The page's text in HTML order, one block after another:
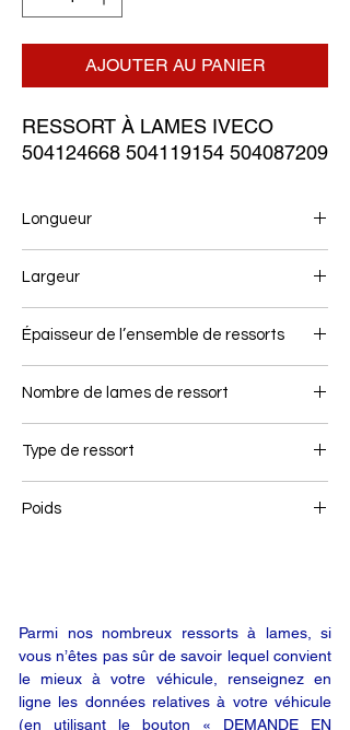
AJOUTER AU PANIER
RESSORT À LAMES IVECO
504124668 504119154 504087209
Longueur
Largeur
Épaisseur de l’ensemble de ressorts
Nombre de lames de ressort
Type de ressort
Poids
Parmi nos nombreux ressorts à lames, si
vous n’êtes pas sûr de savoir lequel convient
le mieux à votre véhicule, renseignez en
ligne les données relatives à votre véhicule
(en utilisant le bouton « DEMANDE EN